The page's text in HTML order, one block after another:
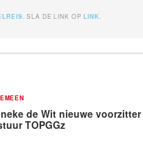
. SLA DE LINK OPLINK
de Wit nieuwe voorzitter
TOPGGz